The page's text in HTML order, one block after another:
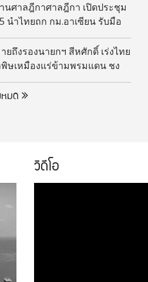
นศาลฎีกาศาลฎีกา เปิดประชุม
นำไทยถก กม.อาเซียน รับมือ
กิจ
ยถึงรองนายกฯ สีหศักดิ์ เร่งไทย
ษเหมืองแร่ข้ามพรมแดน ชง
รการรับมือ
มด
วิดีโอ